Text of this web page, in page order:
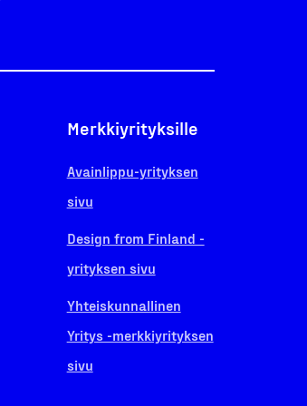
Merkkiyrityksille
Avainlippu-yrityksen
sivu
Design from Finland -
yrityksen sivu
Yhteiskunnallinen
Yritys -merkkiyrityksen
sivu